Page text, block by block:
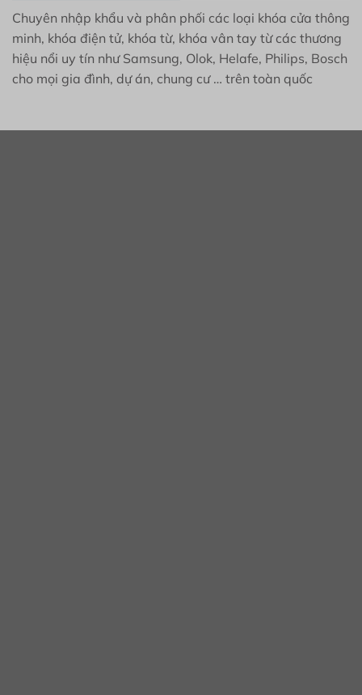
Chuyên nhập khẩu và phân phối các loại khóa cửa thông
minh, khóa điện tử, khóa từ, khóa vân tay từ các thương
hiệu nổi uy tín như Samsung, Olok, Helafe, Philips, Bosch
cho mọi gia đình, dự án, chung cư … trên toàn quốc